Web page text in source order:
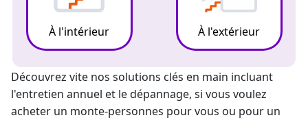
À l'intérieur À l'extérieur
Découvrez vite nos solutions clés en main incluant
l'entretien annuel et le dépannage, si vous voulez
acheter un monte-personnes pour vous ou pour un